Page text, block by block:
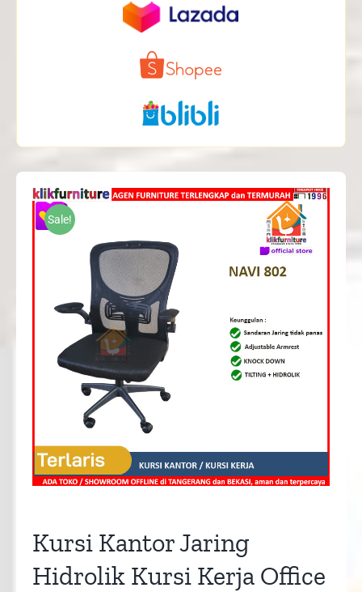
Sale!
Kursi Kantor Jaring
Hidrolik Kursi Kerja Office